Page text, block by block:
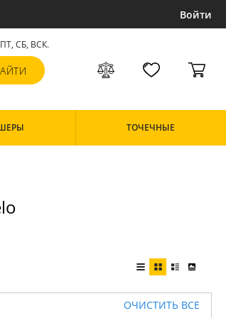
Войти
СБ, ВСК.
ТОЧЕЧНЫЕ
ОЧИСТИТЬ ВСЕ